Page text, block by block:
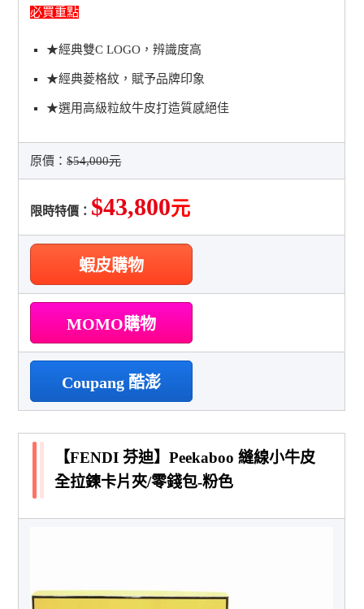
必買重點
★經典雙C LOGO，辨識度高
★經典菱格紋，賦予品牌印象
★選用高級粒紋牛皮打造質感絕佳
原價：$54,000元
限時特價： $43,800元
蝦皮購物
MOMO購物
Coupang 酷澎
【FENDI 芬迪】Peekaboo 縫線小牛皮
全拉鍊卡片夾/零錢包-粉色